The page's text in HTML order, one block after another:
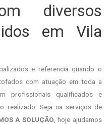
diversos
em Vila
e referencia quando o
com atuação em toda a
profissionais qualificados e
realizado. Seja na serviços de
A SOLUÇÃO , hoje ajudamos